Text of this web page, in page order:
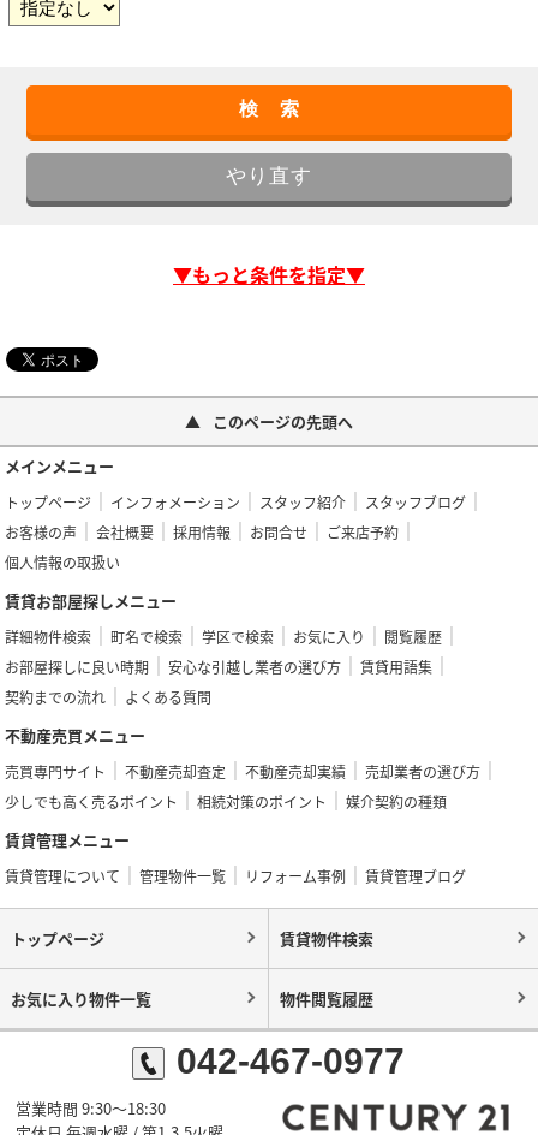
▼もっと条件を指定▼
このページの先頭へ
メインメニュー
トップページ インフォメーション スタッフ紹介
スタッフブログ
お客様の声
会社概要 採用情報 お問合せ
ご来店予約
個人情報の取扱い
賃貸お部屋探しメニュー
詳細物件検索 町名で検索 学区で検索 お気に入り
閲覧履歴
お部屋探しに良い時期
安心な引越し業者の選び方
賃貸用語集
契約までの流れ
よくある質問
不動産売買メニュー
売買専門サイト 不動産売却査定 不動産売却実績
売却業者の選び方
少しでも高く売るポイント
相続対策のポイント 媒介契約の種類
賃貸管理メニュー
賃貸管理について 管理物件一覧 リフォーム事例 賃貸管理ブログ
トップページ 賃貸物件検索
お気に入り物件一覧 物件閲覧履歴
042-467-0977
営業時間 9:30～18:30